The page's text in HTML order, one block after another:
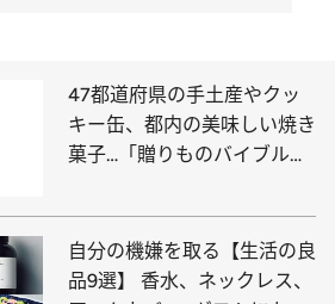
47都道府県の手土産やクッ
キー缶、都内の美味しい焼き
菓子…「贈りものバイブル」
自分の機嫌を取る【生活の良
品9選】 香水、ネックレス、